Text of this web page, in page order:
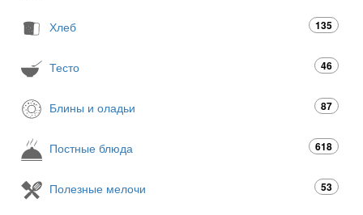
Хлеб 135
Тесто 46
Блины и оладьи 87
Постные блюда 618
Полезные мелочи 53